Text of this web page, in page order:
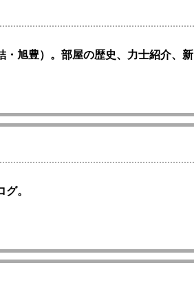
・旭豊）。部屋の歴史、力士紹介、新
。